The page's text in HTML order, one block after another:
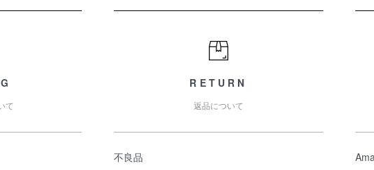
て
RETURN
返品について
不良品